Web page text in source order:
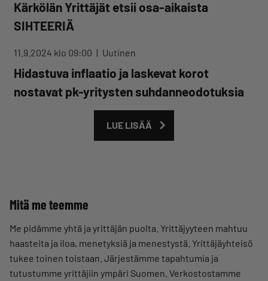
Kärkölän Yrittäjät etsii osa-aikaista
SIHTEERIÄ
11.9.2024 klo 09:00 Uutinen
Hidastuva inflaatio ja laskevat korot
nostavat pk-yritysten suhdanneodotuksia
LUE LISÄÄ
Mitä me teemme
Me pidämme yhtä ja yrittäjän puolta. Yrittäjyyteen mahtuu
haasteita ja iloa, menetyksiä ja menestystä. Yrittäjäyhteisö
tukee toinen toistaan. Järjestämme tapahtumia ja
tutustumme yrittäjiin ympäri Suomen. Verkostostamme